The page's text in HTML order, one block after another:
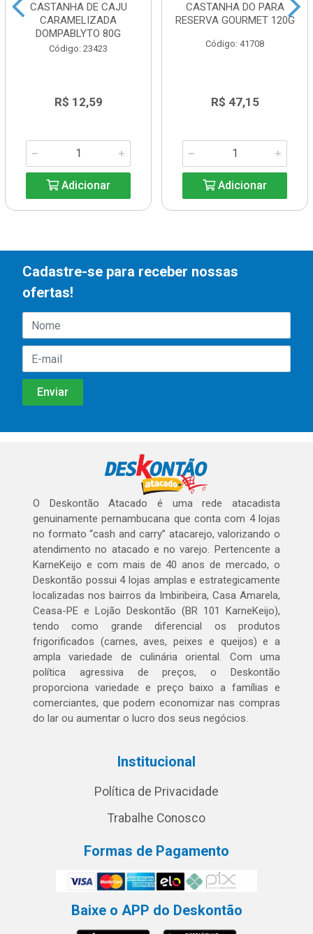
CASTANHA DE CAJU
CARAMELIZADA
DOMPABLYTO 80G
Código: 23423
R$ 12,59
Adicionar
CASTANHA DO PARA
RESERVA GOURMET 120G
Código: 41708
R$ 47,15
Adicionar
Cadastre-se para receber nossas
ofertas!
O Deskontão Atacado é uma rede atacadista
genuinamente pernambucana que conta com 4 lojas
no formato “cash and carry” atacarejo, valorizando o
atendimento no atacado e no varejo. Pertencente a
KarneKeijo e com mais de 40 anos de mercado, o
Deskontão possui 4 lojas amplas e estrategicamente
localizadas nos bairros da Imbiribeira, Casa Amarela,
Ceasa-PE e Lojão Deskontão (BR 101 KarneKeijo),
tendo como grande diferencial os produtos
frigorificados (carnes, aves, peixes e queijos) e a
ampla variedade de culinária oriental. Com uma
política agressiva de preços, o Deskontão
proporciona variedade e preço baixo a famílias e
comerciantes, que podem economizar nas compras
do lar ou aumentar o lucro dos seus negócios.
Institucional
Política de Privacidade
Trabalhe Conosco
Formas de Pagamento
Baixe o APP do Deskontão